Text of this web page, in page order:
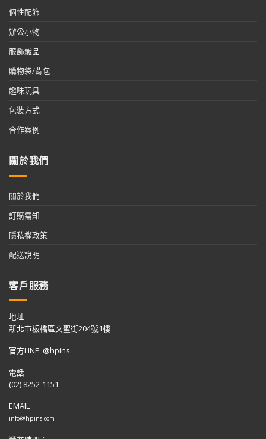
個性配飾
辦公小物
服飾織品
購物袋/背包
趣味玩具
包裝方式
合作案例
關於我們
關於我們
訂購需知
隱私權政策
配送說明
客戶服務
地址
新北市板橋區文聖街204號1樓
官方LINE: @hpins
電話
(02) 8252-1151
EMAIL
info@hpins.com